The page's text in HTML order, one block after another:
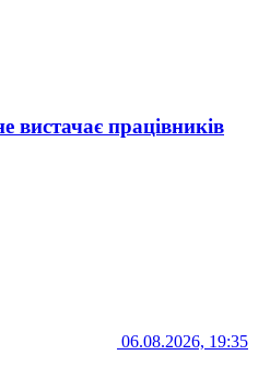
вистачає працівників
06.08.2026, 19:35